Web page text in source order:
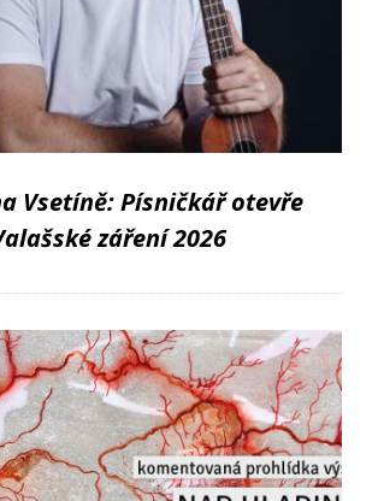
Vsetíně: Písničkář otevře
záření 2026